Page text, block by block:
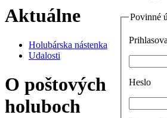
Aktuálne
Holubárska nástenka
Udalosti
O poštových
holuboch
Povinné
Heslo